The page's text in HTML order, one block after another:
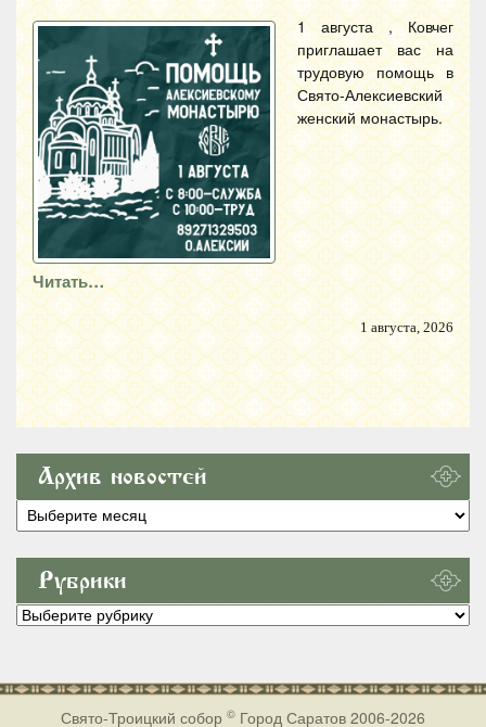
1 августа , Ковчег
приглашает вас на
трудовую помощь в
Свято-Алексиевский
женский монастырь.
Читать…
1 августа, 2026
Архив новостей
Архив
новостей
Рубрики
Рубрики
Свято-Троицкий собор © Город Саратов 2006-2026